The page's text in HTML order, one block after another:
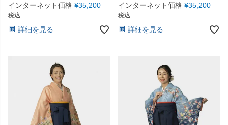
インターネット価格 ¥35,200
税込
詳細を見る
インターネット価格 ¥35,200
税込
詳細を見る